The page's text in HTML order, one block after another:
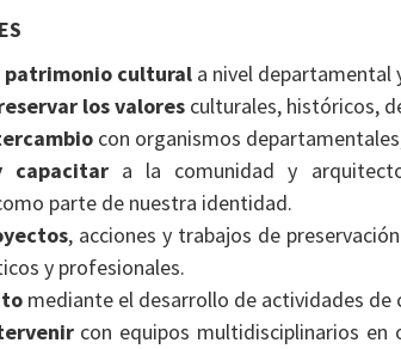
patrimonio cultural a nivel departamental
los valores culturales, históricos,
con organismos
capacitara la comunidad y
parte de nuestra identidad.
, acciones y trabajos de
y profesionales.
mediante el desarrollo de actividades de
con equipos multidisciplinarios en